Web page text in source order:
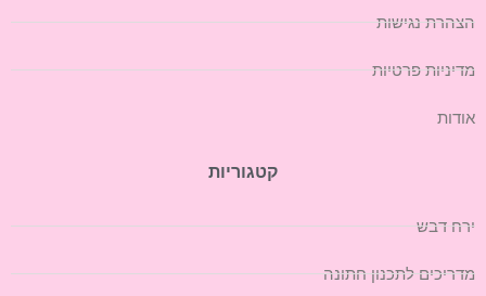
הצהרת נגישות
מדיניות פרטיות
אודות
קטגוריות
ירח דבש
מדריכים לתכנון חתונה